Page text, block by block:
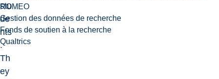
ROMEO
Gestion des données de recherche
Fonds de soutien à la recherche
Qualtrics
stu
de
nts
.
Th
ey